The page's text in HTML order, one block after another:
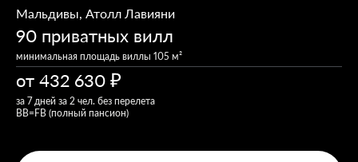
Мальдивы, Атолл Лавияни
90 приватных вилл
минимальная площадь виллы 105 м²
от 432 630
за 7 дней за 2 чел. без перелета
ВB=FВ (полный пансион)